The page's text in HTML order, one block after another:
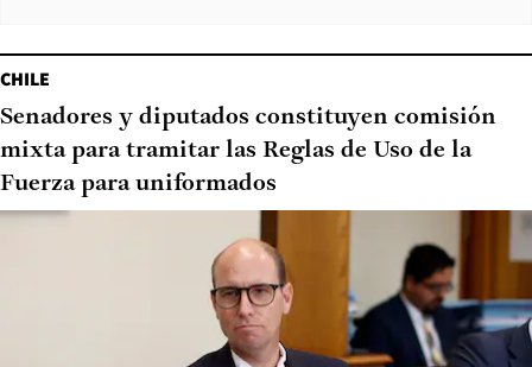
CHILE
Senadores y diputados constituyen comisión
mixta para tramitar las Reglas de Uso de la
Fuerza para uniformados